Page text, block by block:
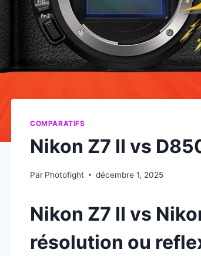
COMPARATIFS
Nikon Z7 II vs
Par Photofight décembre 1, 2025
Nikon Z7 II vs
résolution ou